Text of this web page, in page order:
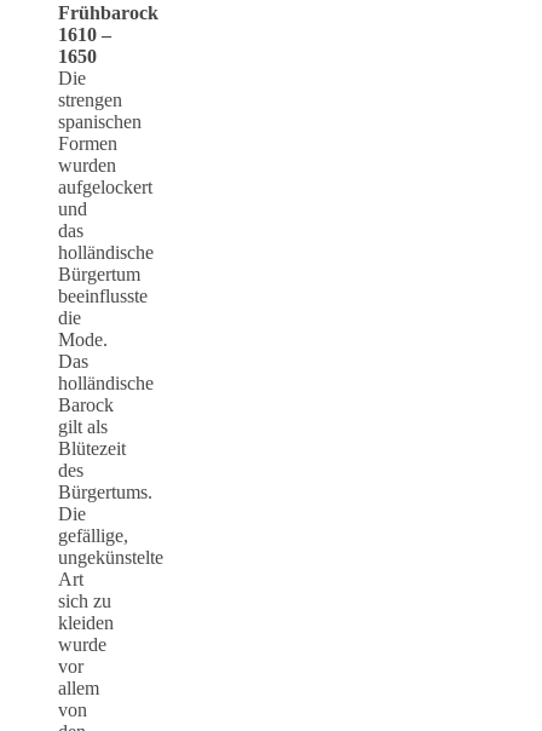
Frühbarock
1610 –
1650
Die
strengen
spanischen
Formen
wurden
aufgelockert
und
das
holländische
Bürgertum
beeinflusste
die
Mode.
Das
holländische
Barock
gilt als
Blütezeit
des
Bürgertums.
Die
gefällige,
ungekünstelte
Art
sich zu
kleiden
wurde
vor
allem
von